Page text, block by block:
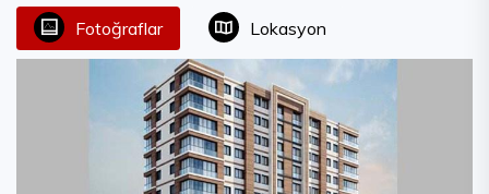
Fotoğraflar Lokasyon